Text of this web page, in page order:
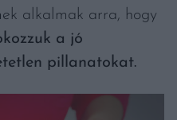
alkalmak arra, hogy
a jó
pillanatokat.